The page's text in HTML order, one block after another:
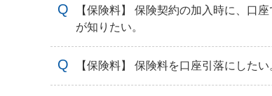
【保険料】 保険契約の加入時に、口
が知りたい。
【保険料】 保険料を口座引落にした